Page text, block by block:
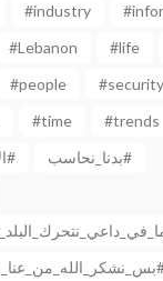
#industry
#Lebanon #life
#people #security
#time #trends
الانذار_الاخير#
بدنا_نحاسب#